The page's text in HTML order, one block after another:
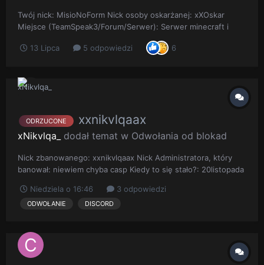
Twój nick: MisioNoForm Nick osoby oskarżanej: xXOskar
Miejsce (TeamSpeak3/Forum/Serwer): Serwer minecraft i
tydzień temu szanowny HeadAdmin z zewnętrznej strony (z
13 Lipca 5 odpowiedzi 6
ODRZUCONE xxnikvlqaax
xNikvlqa_ dodał temat w Odwołania od blokad
Nick zbanowanego: xxnikvlqaax Nick Administratora, który
banował: niewiem chyba casp Kiedy to się stało?: 20listopada
przeprosić za swoje zachowanie związane z lajkowaniem
zdjęć. Ostatnie odwolanie napisalam chyba 20listopada. Wi...
Niedziela o 16:46 3 odpowiedzi
ODWOŁANIE DISCORD